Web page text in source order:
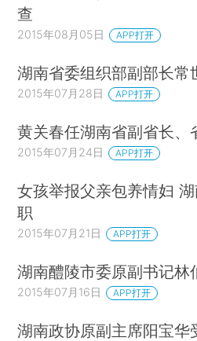
查
2015年08月05日 APP打开
湖南省委组织部副部长常
2015年07月28日 APP打开
黄关春任湖南省副省长、
2015年07月24日 APP打开
女孩举报父亲包养情妇
职
2015年07月21日 APP打开
湖南醴陵市委原副书记林
2015年07月16日 APP打开
湖南政协原副主席阳宝华